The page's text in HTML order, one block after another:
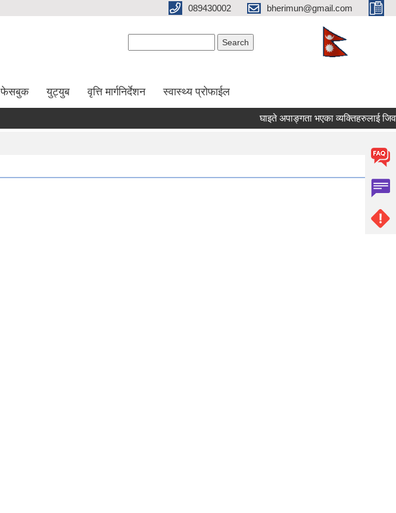
089430002 bherimun@gmail.com
फेसबुक युट्युब वृत्ति मार्गनिर्देशन स्वास्थ्य प्रोफाईल
घाइते अपाङ्गता भएका व्यक्तिहरुलाई जिवन